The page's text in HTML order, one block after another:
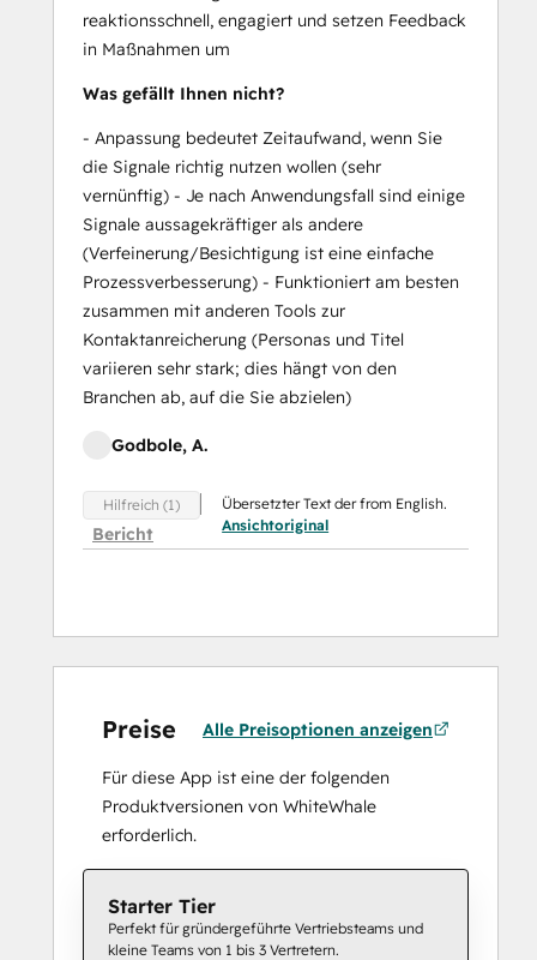
reaktionsschnell, engagiert und setzen Feedback
in Maßnahmen um
Was gefällt Ihnen nicht?
- Anpassung bedeutet Zeitaufwand, wenn Sie
die Signale richtig nutzen wollen (sehr
vernünftig) - Je nach Anwendungsfall sind einige
Signale aussagekräftiger als andere
(Verfeinerung/Besichtigung ist eine einfache
Prozessverbesserung) - Funktioniert am besten
zusammen mit anderen Tools zur
Kontaktanreicherung (Personas und Titel
variieren sehr stark; dies hängt von den
Branchen ab, auf die Sie abzielen)
Godbole, A.
Hilfreich (1)
Bericht
Übersetzter Text der from English.
Ansichtoriginal
Preise Alle Preisoptionen anzeigen
Für diese App ist eine der folgenden
Produktversionen von WhiteWhale
erforderlich.
Starter Tier
Perfekt für gründergeführte Vertriebsteams und
kleine Teams von 1 bis 3 Vertretern.